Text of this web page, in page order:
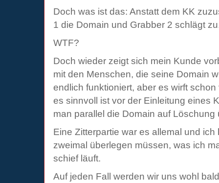
Doch was ist das: Anstatt dem KK
1 die Domain und Grabber 2 schlägt
WTF?
Doch wieder zeigt sich mein Kunde
mit den Menschen, die seine Domain
endlich funktioniert, aber es wirft
es sinnvoll ist vor der Einleitung eines
man parallel die Domain auf Löschung
Eine Zitterpartie war es allemal und ich
zweimal überlegen müssen, was ich
schief läuft.
Auf jeden Fall werden wir uns wohl